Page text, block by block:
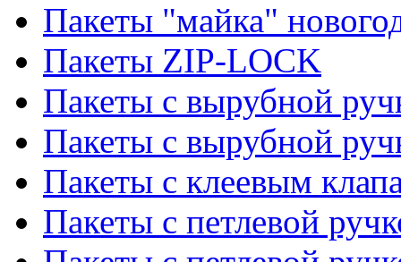
Пакеты "майка"
Пакеты ZIP-LOCK
Пакеты с вырубной
Пакеты с вырубной
Пакеты с клеевым
Пакеты с петлевой